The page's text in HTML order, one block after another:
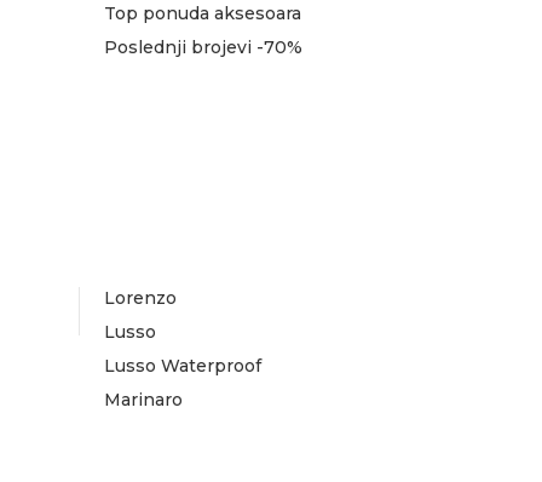
Top ponuda aksesoara
Poslednji brojevi -70%
Lorenzo
Lusso
Lusso Waterproof
Marinaro